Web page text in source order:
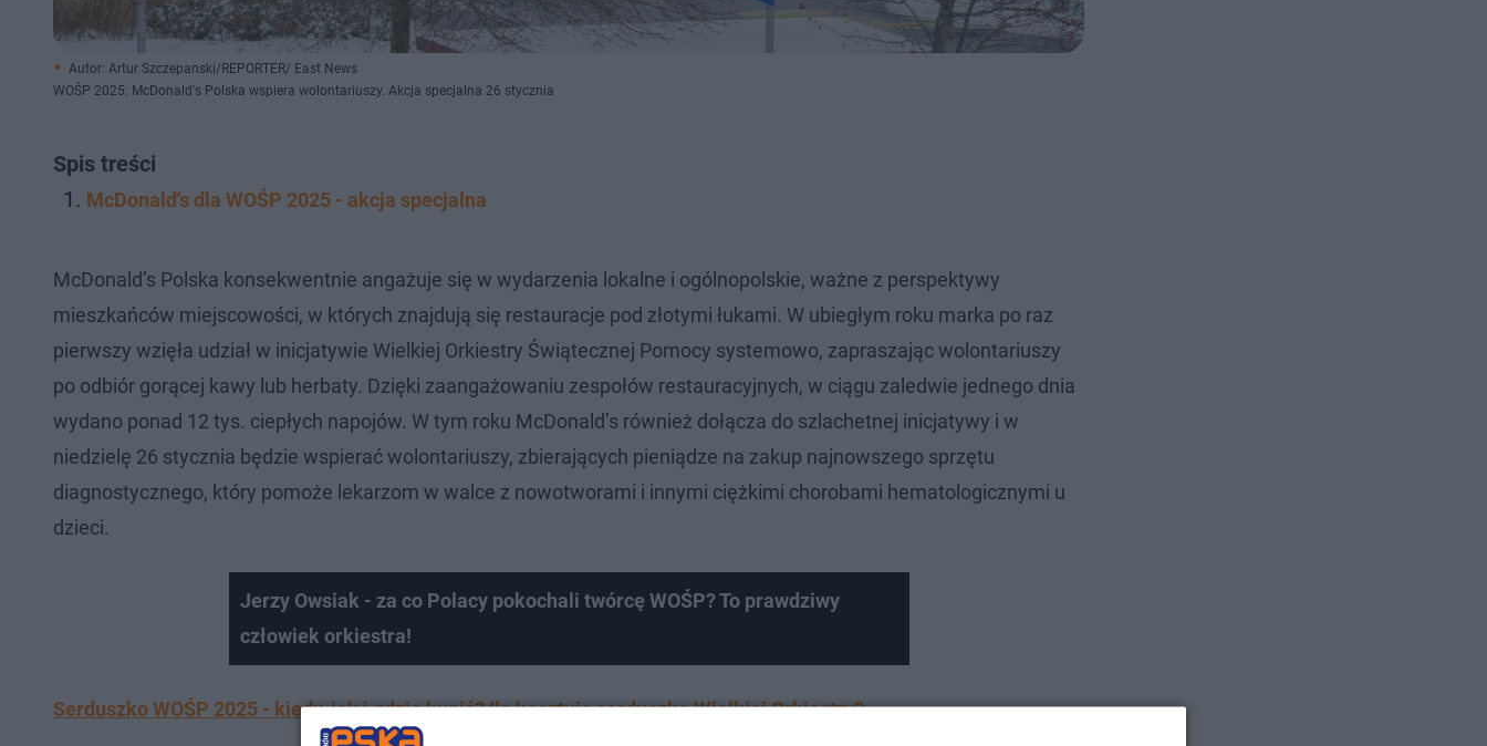
Autor: Artur Szczepanski/REPORTER/ East News
WOŚP 2025: McDonald's Polska wspiera wolontariuszy. Akcja specjalna 26 stycznia
Spis treści
McDonald's dla WOŚP 2025 - akcja specjalna
McDonald’s Polska konsekwentnie angażuje się w wydarzenia lokalne i ogólnopolskie, ważne z perspektywy
mieszkańców miejscowości, w których znajdują się restauracje pod złotymi łukami. W ubiegłym roku marka po raz
pierwszy wzięła udział w inicjatywie Wielkiej Orkiestry Świątecznej Pomocy systemowo, zapraszając wolontariuszy
po odbiór gorącej kawy lub herbaty. Dzięki zaangażowaniu zespołów restauracyjnych, w ciągu zaledwie jednego dnia
wydano ponad 12 tys. ciepłych napojów. W tym roku McDonald’s również dołącza do szlachetnej inicjatywy i w
niedzielę 26 stycznia będzie wspierać wolontariuszy, zbierających pieniądze na zakup najnowszego sprzętu
diagnostycznego, który pomoże lekarzom w walce z nowotworami i innymi ciężkimi chorobami hematologicznymi u
dzieci.
Jerzy Owsiak - za co Polacy pokochali twórcę WOŚP? To prawdziwy
człowiek orkiestra!
Serduszko WOŚP 2025 - kiedy, jak i gdzie kupić? Ile kosztuje serduszko Wielkiej Orkiestry?